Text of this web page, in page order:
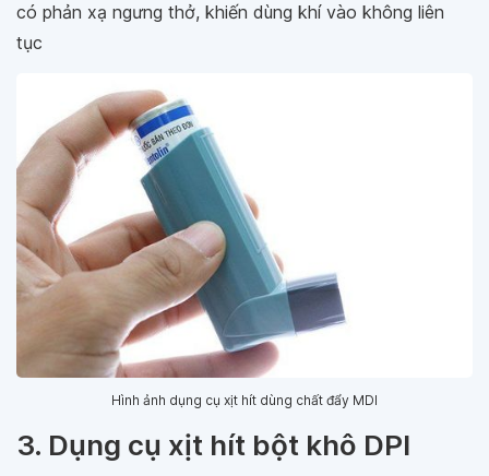
có phản xạ ngưng thở, khiến dùng khí vào không liên
tục
Hình ảnh dụng cụ xịt hít dùng chất đẩy MDI
3. Dụng cụ xịt hít bột khô DPI